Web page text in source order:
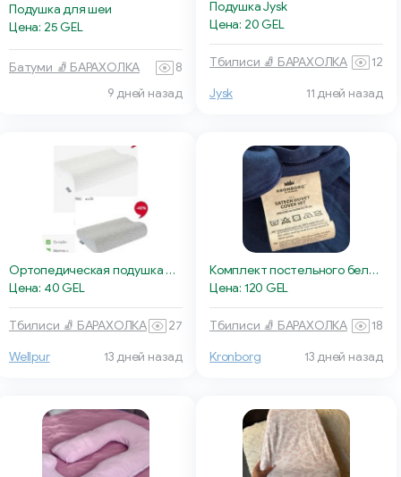
Подушка для шеи
Цена: 25 GEL
Батуми 🧦 БАРАХОЛКА
8
9 дней назад
Подушка Jysk
Цена: 20 GEL
Тбилиси 🧦 БАРАХОЛКА 12
Jysk 11 дней назад
Ортопедическая подушка WELLPUR KVINA
Цена: 40 GEL
Тбилиси 🧦 БАРАХОЛКА 27
Wellpur 13 дней назад
Комплект постельного белья KRONBORG
Цена: 120 GEL
Тбилиси 🧦 БАРАХОЛКА 18
Kronborg 13 дней назад